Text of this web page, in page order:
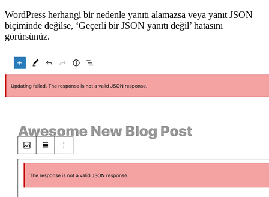
WordPress herhangi bir nedenle yanıtı alamazsa veya yanıt JSON
biçiminde değilse, ‘Geçerli bir JSON yanıtı değil’ hatasını
görürsünüz.